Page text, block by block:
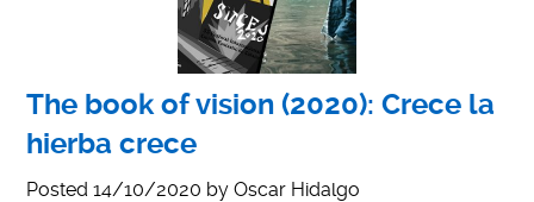
The book of vision (2020): Crece la
hierba crece
Posted14/10/2020 byOscar Hidalgo